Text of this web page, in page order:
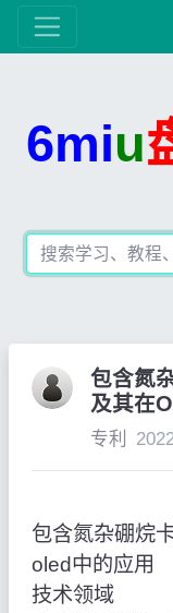
6miu
包含氮
及其在
专利
包含氮杂硼烷
oled中的应用
技术领域